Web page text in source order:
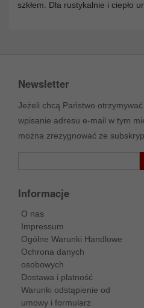
szkłem. Dla rustykalnie i ciepło
Newsletter
Jeżeli chcą Państwo
wpisanie adresu e-mail w tym
można zrezygnować ze
Informacje
O nas
Impressum
Ogólne Warunki Handlowe
Ochrona danych
osobowych
Dostawa i platność
Warunki odstąpienie od
umowy i formularz